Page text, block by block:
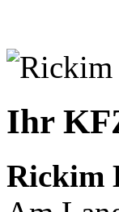
Ihr
Rickim